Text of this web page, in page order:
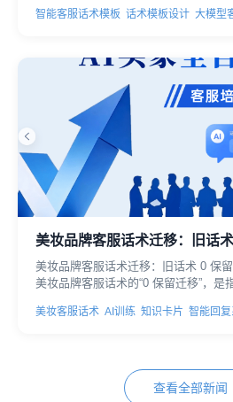
智能客服话术模板 话术模板设计 大模型
美妆品牌客服话术迁移：旧话
美妆品牌客服话术迁移：旧话术 0 保
美妆品牌客服话术的“0 保留迁移”，是
美妆客服话术 AI训练 知识卡片 智能回
查看全部新闻